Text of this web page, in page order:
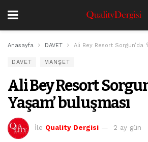
Anasayfa DAVET Ali Bey Resort Sorgun’da
DAVET MANŞET
Ali Bey Resort
Yaşam’ buluşması
İle Quality Dergisi 2 ay gün